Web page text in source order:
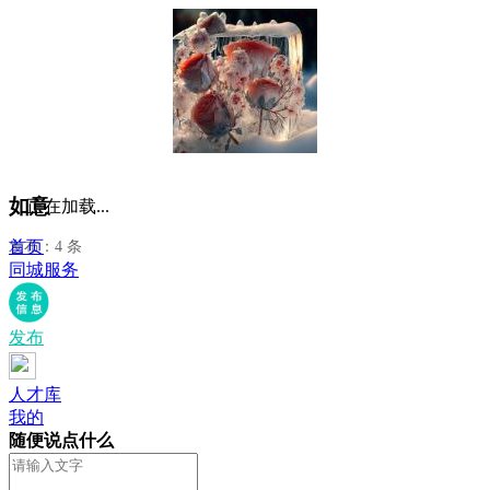
如意
发布：4 条
正在加载...
首页
同城服务
发布
人才库
我的
随便说点什么